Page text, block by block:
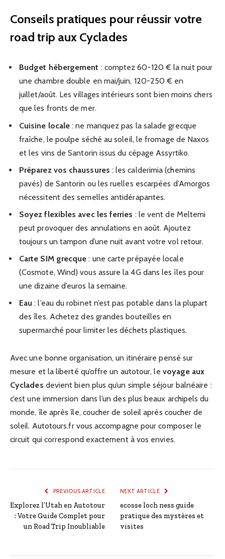
Conseils pratiques pour réussir votre
road trip aux Cyclades
Budget hébergement : comptez 60-120 € la nuit pour
une chambre double en mai/juin, 120-250 € en
juillet/août. Les villages intérieurs sont bien moins chers
que les fronts de mer.
Cuisine locale : ne manquez pas la salade grecque
fraîche, le poulpe séché au soleil, le fromage de Naxos
et les vins de Santorin issus du cépage Assyrtiko.
Préparez vos chaussures : les calderimia (chemins
pavés) de Santorin ou les ruelles escarpées d’Amorgos
nécessitent des semelles antidérapantes.
Soyez flexibles avec les ferries : le vent de Meltemi
peut provoquer des annulations en août. Ajoutez
toujours un tampon d’une nuit avant votre vol retour.
Carte SIM grecque : une carte prépayée locale
(Cosmote, Wind) vous assure la 4G dans les îles pour
une dizaine d’euros la semaine.
Eau : l’eau du robinet n’est pas potable dans la plupart
des îles. Achetez des grandes bouteilles en
supermarché pour limiter les déchets plastiques.
Avec une bonne organisation, un itinéraire pensé sur
mesure et la liberté qu’offre un autotour, le voyage aux
Cyclades devient bien plus qu’un simple séjour balnéaire :
c’est une immersion dans l’un des plus beaux archipels du
monde, île après île, coucher de soleil après coucher de
soleil. Autotours.fr vous accompagne pour composer le
circuit qui correspond exactement à vos envies.
PREVIOUS ARTICLE
Explorez l’Utah en Autotour
: Votre Guide Complet pour
un Road Trip Inoubliable
NEXT ARTICLE
ecosse loch ness guide
pratique des mystères et
visites